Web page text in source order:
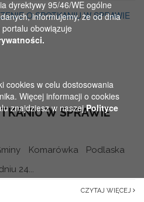
W SPRAWIE
Komarówka Podlaska
24...
CZYTAJ WIĘCEJ
dyrektywy 95/46/WE ogólne
informujemy, że od dnia
obowiązuje
cookies w celu dostosowania
Więcej informacji o cookies
znajdziesz w naszejPolityce